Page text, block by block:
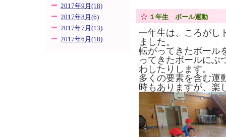
2017年9月(18)
2017年8月(6)
2017年7月(13)
2017年6月(18)
１年生 ボール運動
一年生は、ころがし
ました。
転がってきたボール
ってきたボールにぶ
わしたりします。
多くの要素を含む運
時もありますが、楽